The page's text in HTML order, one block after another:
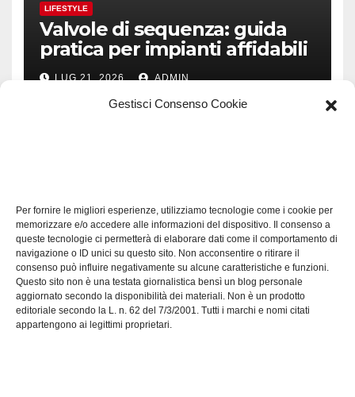
Gestisci Consenso Cookie
Per fornire le migliori esperienze, utilizziamo tecnologie come i cookie per
memorizzare e/o accedere alle informazioni del dispositivo. Il consenso a
queste tecnologie ci permetterà di elaborare dati come il comportamento di
navigazione o ID unici su questo sito. Non acconsentire o ritirare il
consenso può influire negativamente su alcune caratteristiche e funzioni.
Questo sito non è una testata giornalistica bensì un blog personale
aggiornato secondo la disponibilità dei materiali. Non è un prodotto
editoriale secondo la L. n. 62 del 7/3/2001. Tutti i marchi e nomi citati
appartengono ai legittimi proprietari.
LIFESTYLE
Valvole di sequenza: guida
pratica per impianti affidabili
LUG 21, 2026 ADMIN
Software manutenzioni:
guida pratica alla scelta
efficace
LUG 17, 2026 ADMIN